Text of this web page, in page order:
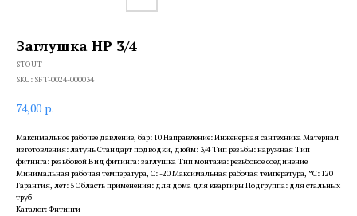
Заглушка НР 3/4
STOUT
SKU: SFT-0024-000034
74,00 р.
Максимальное рабочее давление, бар: 10 Направление: Инженерная сантехника Материал
изготовления: латунь Стандарт подводки, дюйм: 3/4 Тип резьбы: наружная Тип
фитинга: резьбовой Вид фитинга: заглушка Тип монтажа: резьбовое соединение
Минимальная рабочая температура, С: -20 Максимальная рабочая температура, °С: 120
Гарантия, лет: 5 Область применения: для дома для квартиры Подгруппа: для стальных
труб
Каталог: Фитинги